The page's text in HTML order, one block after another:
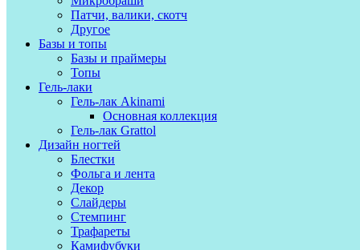
Патчи, валики, скотч
Другое
Базы и топы
Базы и праймеры
Топы
Гель-лаки
Гель-лак Akinami
Основная коллекция
Гель-лак Grattol
Дизайн ногтей
Блестки
Фольга и лента
Декор
Слайдеры
Стемпинг
Трафареты
Камифубуки